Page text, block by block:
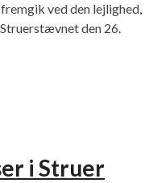
ved den lejlighed,
den 26.
i Struer